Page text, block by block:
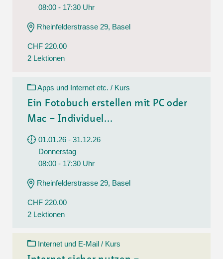
08:00 - 17:30 Uhr
Rheinfelderstrasse 29, Basel
CHF 220.00
2 Lektionen
Apps und Internet etc. / Kurs
Ein Fotobuch erstellen mit PC oder
Mac – Individuel...
01.01.26 - 31.12.26
Donnerstag
08:00 - 17:30 Uhr
Rheinfelderstrasse 29, Basel
CHF 220.00
2 Lektionen
Internet und E-Mail / Kurs